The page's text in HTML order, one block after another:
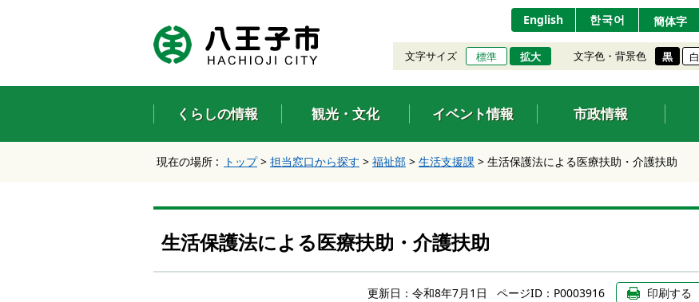
ン
タ
ー
キ
ナ
ビ
シ
ン
ス
English 한국어 簡体字
文字サイズ 標準 拡大 文字色・背景色 黒 白
くらしの情報 観光・文化 イベント情報 市政情報
現在の場所 : トップ> 担当窓口から探す > 福祉部 > 生活支援課 > 生活保護法による医療扶助・介護扶助
生活保護法による医療扶助・介護扶助
更新日： 令和8年7月1日 ページID：P0003916 印刷する